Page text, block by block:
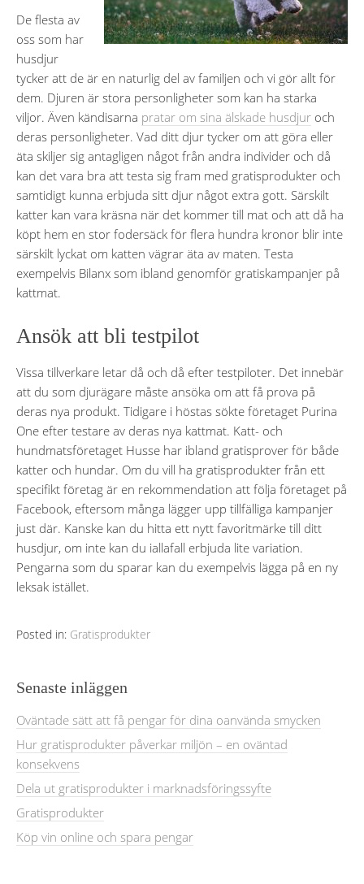
De flesta av
oss som har
husdjur
tycker att de är en naturlig del av familjen och vi gör allt för
dem. Djuren är stora personligheter som kan ha starka
viljor. Även kändisarna pratar om sina älskade husdjur och
deras personligheter. Vad ditt djur tycker om att göra eller
äta skiljer sig antagligen något från andra individer och då
kan det vara bra att testa sig fram med gratisprodukter och
samtidigt kunna erbjuda sitt djur något extra gott. Särskilt
katter kan vara kräsna när det kommer till mat och att då ha
köpt hem en stor fodersäck för flera hundra kronor blir inte
särskilt lyckat om katten vägrar äta av maten. Testa
exempelvis Bilanx som ibland genomför gratiskampanjer på
kattmat.
Ansök att bli testpilot
Vissa tillverkare letar då och då efter testpiloter. Det innebär
att du som djurägare måste ansöka om att få prova på
deras nya produkt. Tidigare i höstas sökte företaget Purina
One efter testare av deras nya kattmat. Katt- och
hundmatsföretaget Husse har ibland gratisprover för både
katter och hundar. Om du vill ha gratisprodukter från ett
specifikt företag är en rekommendation att följa företaget på
Facebook, eftersom många lägger upp tillfälliga kampanjer
just där. Kanske kan du hitta ett nytt favoritmärke till ditt
husdjur, om inte kan du iallafall erbjuda lite variation.
Pengarna som du sparar kan du exempelvis lägga på en ny
leksak istället.
Posted in: Gratisprodukter
Senaste inläggen
Oväntade sätt att få pengar för dina oanvända smycken
Hur gratisprodukter påverkar miljön – en oväntad
konsekvens
Dela ut gratisprodukter i marknadsföringssyfte
Gratisprodukter
Köp vin online och spara pengar